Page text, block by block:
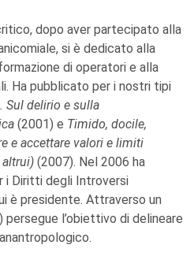
dopo aver partecipato alla
si è dedicato alla
di operatori e alla
Ha pubblicato per i nostri tipi
Sul delirio e sulla
(2001) e Timido, docile,
e accettare valori e limiti
altrui) (2007). Nel 2006 ha
i Diritti degli Introversi
è presidente. Attraverso un
l’obiettivo di delineare